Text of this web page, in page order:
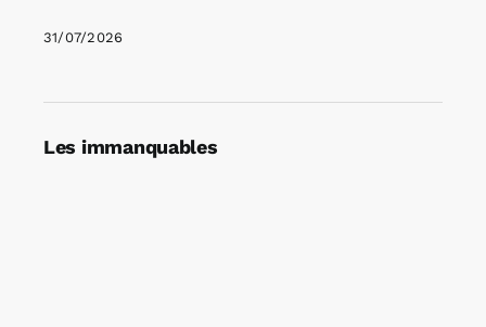
31/07/2026
Les immanquables